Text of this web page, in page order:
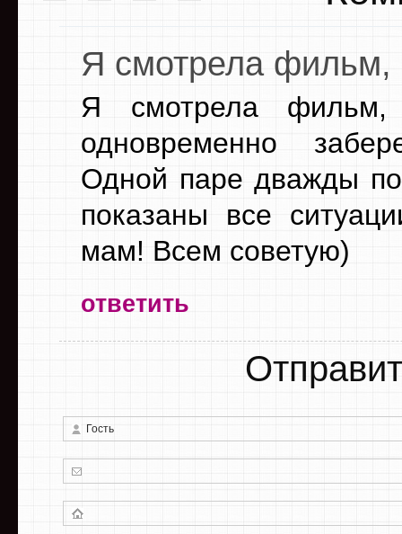
Я смотрела фильм,
Я смотрела фильм,
одновременно
Одной паре дважды
показаны все
мам! Всем советую)
ответить